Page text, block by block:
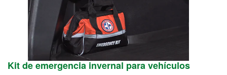
Kit de emergencia invernal para vehículos